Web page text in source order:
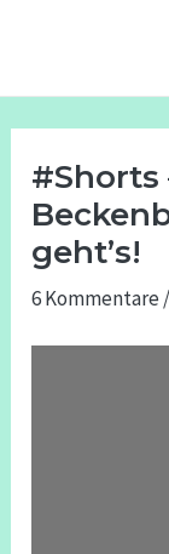
#Shorts
geht’s!
6 Kommentare